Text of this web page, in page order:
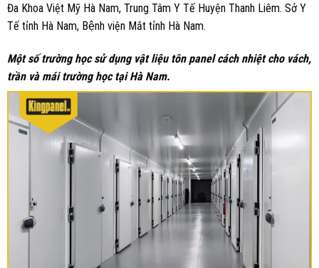
Đa Khoa Việt Mỹ Hà Nam, Trung Tâm Y Tế Huyện Thanh Liêm. Sở Y
Tế tỉnh Hà Nam, Bệnh viện Mắt tỉnh Hà Nam.
Một số trường học sử dụng vật liệu tôn panel cách nhiệt cho vách,
trần và mái trường học tại Hà Nam.